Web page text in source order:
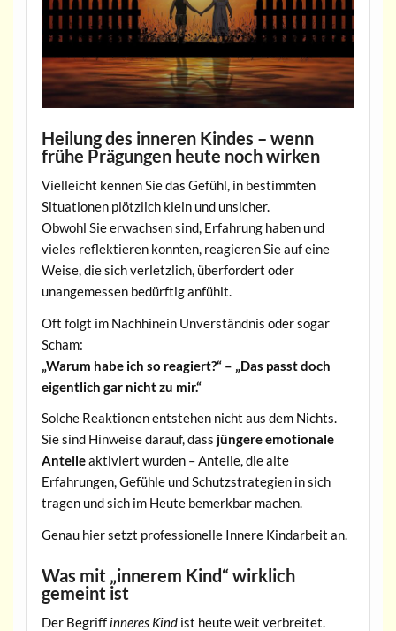
Heilung des inneren Kindes – wenn
frühe Prägungen heute noch wirken
Vielleicht kennen Sie das Gefühl, in bestimmten
Situationen plötzlich klein und unsicher.
Obwohl Sie erwachsen sind, Erfahrung haben und
vieles reflektieren konnten, reagieren Sie auf eine
Weise, die sich verletzlich, überfordert oder
unangemessen bedürftig anfühlt.
Oft folgt im Nachhinein Unverständnis oder sogar
Scham:
„Warum habe ich so reagiert?“ – „Das passt doch
eigentlich gar nicht zu mir.“
Solche Reaktionen entstehen nicht aus dem Nichts.
Sie sind Hinweise darauf, dass jüngere emotionale
Anteileaktiviert wurden – Anteile, die alte
Erfahrungen, Gefühle und Schutzstrategien in sich
tragen und sich im Heute bemerkbar machen.
Genau hier setzt professionelle Innere Kindarbeit an.
Was mit „innerem Kind“ wirklich
gemeint ist
Der Begriffinneres Kindist heute weit verbreitet.